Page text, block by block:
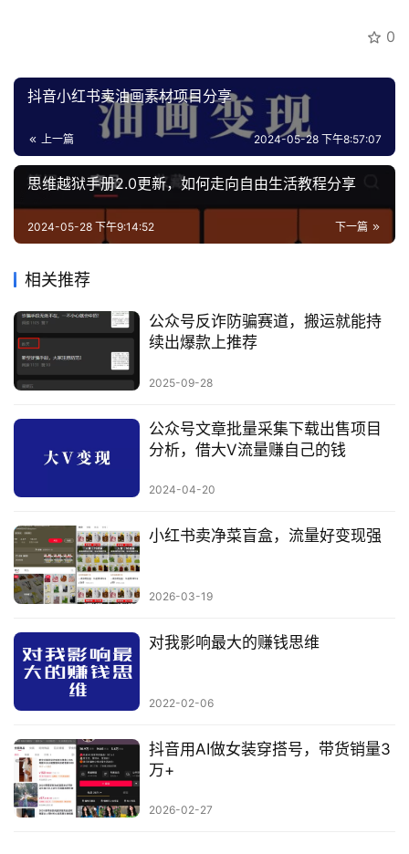
0
抖音小红书卖油画素材项目分享
上一篇 2024-05-28 下午8:57:07
思维越狱手册2.0更新，如何走向自由生活教程分享
下一篇
2024-05-28 下午9:14:52
相关推荐
公众号反诈防骗赛道，搬运就能持
续出爆款上推荐
2025-09-28
公众号文章批量采集下载出售项目
分析，借大V流量赚自己的钱
2024-04-20
小红书卖净菜盲盒，流量好变现强
2026-03-19
对我影响最大的赚钱思维
2022-02-06
抖音用AI做女装穿搭号，带货销量3
万+
2026-02-27